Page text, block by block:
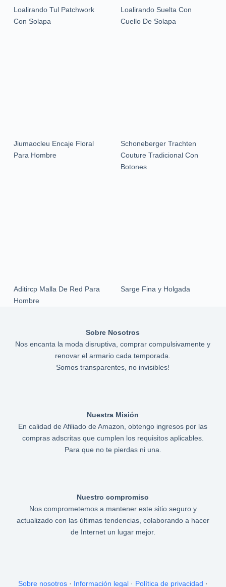
Loalirando Tul Patchwork
Con Solapa
Loalirando Suelta Con
Cuello De Solapa
Jiumaocleu Encaje Floral
Para Hombre
Schoneberger Trachten
Couture Tradicional Con
Botones
Aditircp Malla De Red Para
Hombre
Sarge Fina y Holgada
Sobre Nosotros
Nos encanta la moda disruptiva, comprar compulsivamente y
renovar el armario cada temporada.
Somos transparentes, no invisibles!
Nuestra Misión
En calidad de Afiliado de Amazon, obtengo ingresos por las
compras adscritas que cumplen los requisitos aplicables.
Para que no te pierdas ni una.
Nuestro compromiso
Nos comprometemos a mantener este sitio seguro y
actualizado con las últimas tendencias, colaborando a hacer
de Internet un lugar mejor.
Sobre nosotros· Información legal· Política de privacidad ·